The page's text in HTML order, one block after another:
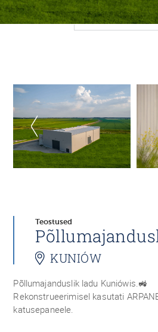
Teostused
KUNIÓW
Põllumajanduslik ladu Kuniówis.🚜
Rekonstrueerimisel kasutati
katusepaneele.